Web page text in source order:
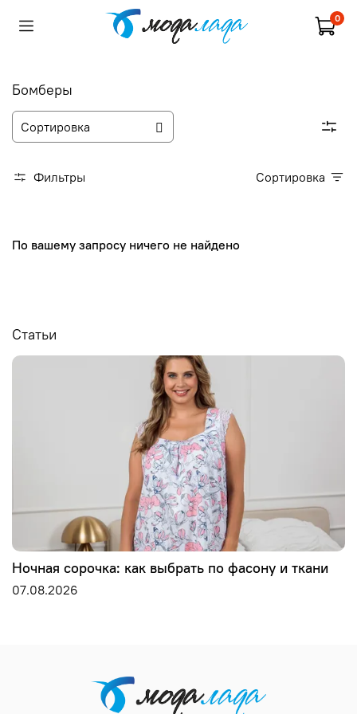
0
Бомберы
Фильтры Сортировка
По вашему запросу ничего не найдено
Статьи
Ночная сорочка: как выбрать по фасону и ткани
07.08.2026